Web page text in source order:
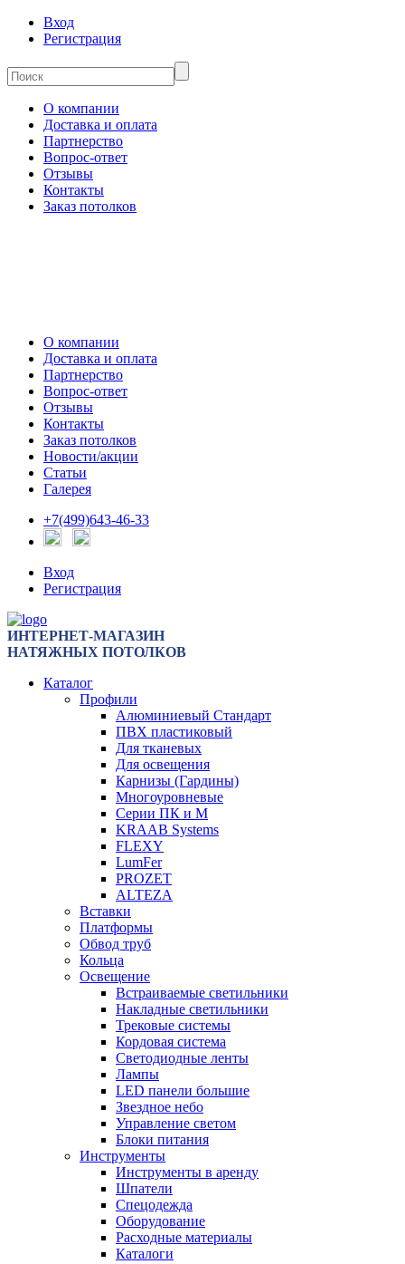
Вход
Регистрация
О компании
Доставка и оплата
Партнерство
Вопрос-ответ
Отзывы
Контакты
Заказ потолков
О компании
Доставка и оплата
Партнерство
Вопрос-ответ
Отзывы
Контакты
Заказ потолков
Новости/акции
Статьи
Галерея
+7(499)643-46-33
Вход
Регистрация
ИНТЕРНЕТ-МАГАЗИН
НАТЯЖНЫХ ПОТОЛКОВ
Каталог
Профили
Алюминиевый Стандарт
ПВХ пластиковый
Для тканевых
Для освещения
Карнизы (Гардины)
Многоуровневые
Серии ПК и М
KRAAB Systems
FLEXY
LumFer
PROZET
ALTEZA
Вставки
Платформы
Обвод труб
Кольца
Освещение
Встраиваемые светильники
Накладные светильники
Трековые системы
Кордовая система
Светодиодные ленты
Лампы
LED панели большие
Звездное небо
Управление светом
Блоки питания
Инструменты
Инструменты в аренду
Шпатели
Спецодежда
Оборудование
Расходные материалы
Каталоги